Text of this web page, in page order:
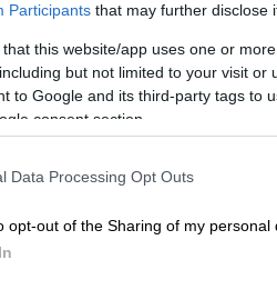
Participants that may further disclose
that this website/app uses one or
but not limited to your visit or
to Google and its third-party tags to
consent section.
Data Processing Opt Outs
opt-out of the Sharing of my personal